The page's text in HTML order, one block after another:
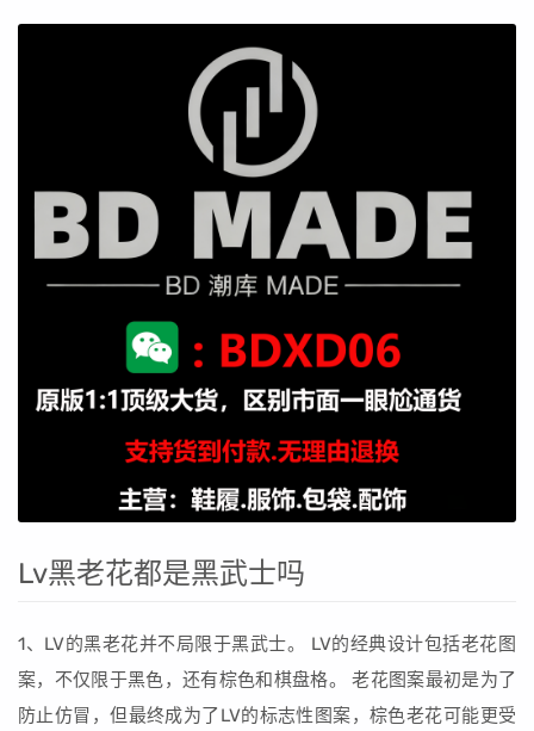
Lv黑老花都是黑武士吗
1、LV的黑老花并不局限于黑武士。 LV的经典设计包括老花图
案，不仅限于黑色，还有棕色和棋盘格。 老花图案最初是为了
防止仿冒，但最终成为了LV的标志性图案，棕色老花可能更受